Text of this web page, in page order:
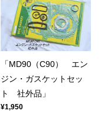
「MD90（C90） エン
ジン・ガスケットセッ
ト 社外品」
¥1,950